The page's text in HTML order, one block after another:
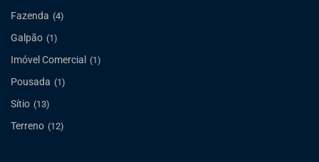
Fazenda (4)
Galpão (1)
Imóvel Comercial (1)
Pousada (1)
Sítio (13)
Terreno (12)